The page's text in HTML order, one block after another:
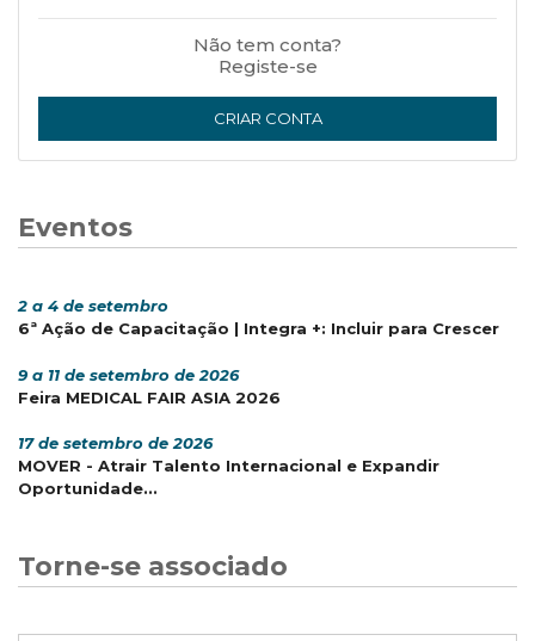
Não tem conta?
Registe-se
CRIAR CONTA
Eventos
2 a 4 de setembro
6ª Ação de Capacitação | Integra +: Incluir para Crescer
9 a 11 de setembro de 2026
Feira MEDICAL FAIR ASIA 2026
17 de setembro de 2026
MOVER - Atrair Talento Internacional e Expandir
Oportunidade...
Torne-se associado